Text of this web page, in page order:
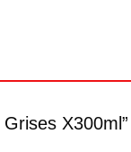
Grises